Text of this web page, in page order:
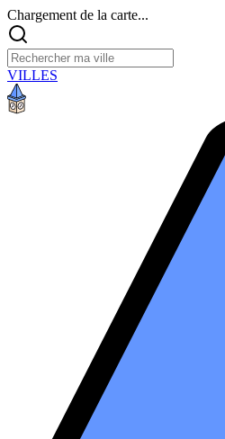
Chargement de la carte...
VILLES